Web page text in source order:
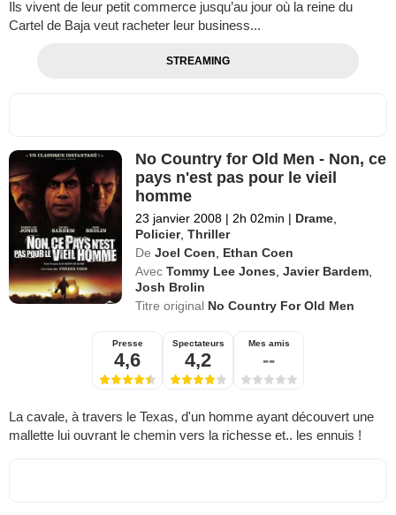
Ils vivent de leur petit commerce jusqu’au jour où la reine du
Cartel de Baja veut racheter leur business...
STREAMING
No Country for Old Men - Non, ce
pays n'est pas pour le vieil
homme
23 janvier 2008 | 2h 02min | Drame,
Policier,Thriller
De Joel Coen, Ethan Coen
Avec Tommy Lee Jones,Javier Bardem,
Josh Brolin
Titre original No Country For Old Men
Presse
4,6
Spectateurs
4,2
Mes amis
--
La cavale, à travers le Texas, d'un homme ayant découvert une
mallette lui ouvrant le chemin vers la richesse et.. les ennuis !